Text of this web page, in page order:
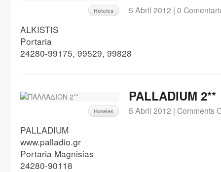
Hoteles 5 Abril 2012 | 0
ALKISTIS
Portaria
24280-99175, 99529, 99828
Hoteles
PALLADIUM 2**
5 Abril 2012 | Comments
PALLADIUM
www.palladio.gr
Portaria Magnisias
24280-90118